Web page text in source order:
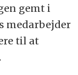
gemt i
medarbejder
til at